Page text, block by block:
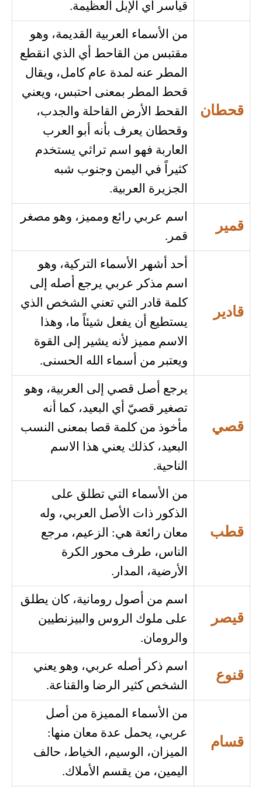
قياسر أي الإبل العظيمة.
قحطان
من الأسماء العربية القديمة، وهو
مقتبس من القاحط أي الذي انقطع
المطر عنه لمدة عام كامل، ويقال
قحط المطر بمعنى احتبس، ويعني
القحط الأرض القاحلة والجدب،
وقحطان يعرف بأنه أبو العرب
العاربة فهو اسم تراثي يستخدم
كثيراً في اليمن وجنوب شبه
الجزيرة العربية.
قمير
اسم عربي رائع ومميز، وهو مصغر
قمر.
قادير
أحد أشهر الأسماء التركية، وهو
اسم مذكر عربي يرجع أصله إلى
كلمة قادر التي تعني الشخص الذي
يستطيع أن يفعل شيئاً ما، وهذا
الاسم مميز لأنه يشير إلى القوة
ويعتبر من أسماء الله الحسنى.
قصي
يرجع أصل قصي إلى العربية، وهو
تصغير قصيّ أي البعيد، كما أنه
مأخوذ من كلمة قصا بمعنى النسب
البعيد، كذلك يعني هذا الاسم
الناحية.
قطب
من الأسماء التي تطلق على
الذكور ذات الأصل العربي، وله
معان رائعة هي: الزعيم، مرجع
الناس، طرف محور الكرة
الأرضية، المدار.
قيصر
اسم من أصول رومانية، كان يطلق
على ملوك الروس والبيزنطيين
والرومان.
قنوع
اسم ذكر أصله عربي، وهو يعني
الشخص كثير الرضا والقناعة.
قسام
من الأسماء المميزة من أصل
عربي، يحمل عدة معان منها:
الميزان، الوسيم، الخياط، حالف
اليمين، من يقسم الأملاك.